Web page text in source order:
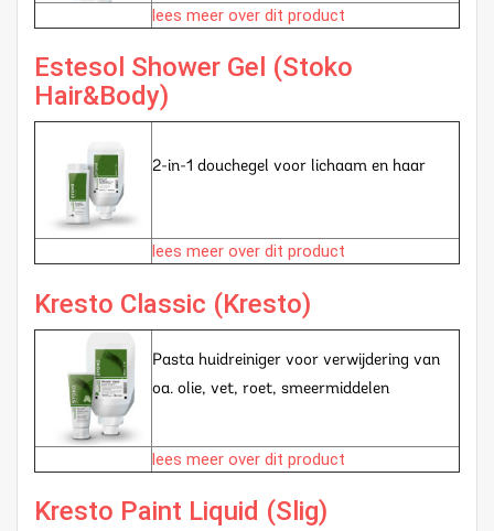
lees meer over dit product
Estesol Shower Gel (Stoko
Hair&Body)
2-in-1 douchegel voor lichaam en haar
lees meer over dit product
Kresto Classic (Kresto)
Pasta huidreiniger voor verwijdering van
oa. olie, vet, roet, smeermiddelen
lees meer over dit product
Kresto Paint Liquid (Slig)